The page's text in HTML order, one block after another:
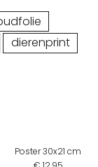
dierenprint
Poster 30x21 cm